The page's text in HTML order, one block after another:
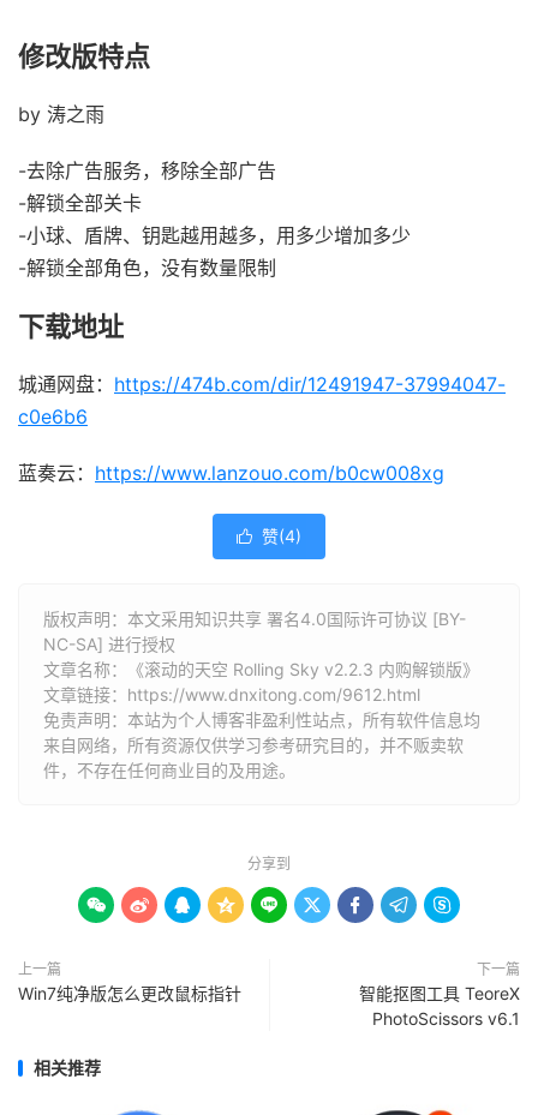
修改版特点
by 涛之雨
-去除广告服务，移除全部广告
-解锁全部关卡
-小球、盾牌、钥匙越用越多，用多少增加多少
-解锁全部角色，没有数量限制
下载地址
城通网盘： https://474b.com/dir/12491947-37994047-
c0e6b6
蓝奏云： https://www.lanzouo.com/b0cw008xg
 赞(4)
版权声明：本文采用知识共享 署名4.0国际许可协议 [BY-
NC-SA] 进行授权
文章名称：《滚动的天空 Rolling Sky v2.2.3 内购解锁版》
文章链接： https://www.dnxitong.com/9612.html
免责声明：本站为个人博客非盈利性站点，所有软件信息均
来自网络，所有资源仅供学习参考研究目的，并不贩卖软
件，不存在任何商业目的及用途。
分享到
        
上一篇
Win7纯净版怎么更改鼠标指针
下一篇
智能抠图工具 TeoreX
PhotoScissors v6.1
相关推荐